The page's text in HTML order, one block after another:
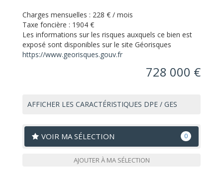
Charges mensuelles : 228 € / mois
Taxe foncière : 1904 €
Les informations sur les risques auxquels ce bien est
exposé sont disponibles sur le site Géorisques
https://www.georisques.gouv.fr
728 000 €
AFFICHER LES CARACTÉRISTIQUES DPE / GES
VOIR MA SÉLECTION 0
AJOUTER À MA SÉLECTION